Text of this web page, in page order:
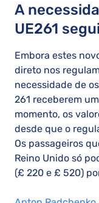
A
UE261
Embora estes
direto nos
necessidade de
261 receberem
momento, os
desde que o
Os passageiros
Reino Unido só
(£ 220 e £ 520)